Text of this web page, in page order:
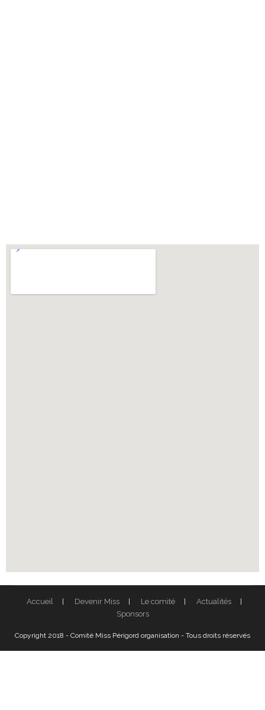
Accueil Devenir Miss Le comité
Actualités
Sponsors
Copyright 2018 - Comité Miss Périgord organisation - Tous droits réservés